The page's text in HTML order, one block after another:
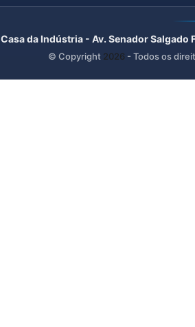
Casa da Indústria - Av. Senador
© Copyright 2026 - Todos os